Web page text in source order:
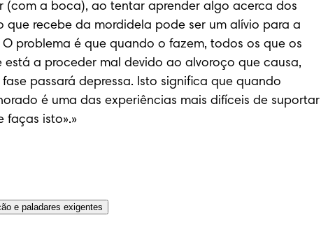
(com a boca), ao tentar aprender algo acerca dos
que recebe da mordidela pode ser um alívio para a
problema é que quando o fazem, todos os que os
a proceder mal devido ao alvoroço que causa,
passará depressa. Isto significa que quando
é uma das experiências mais difíceis de suportar
faças isto».»
e paladares exigentes